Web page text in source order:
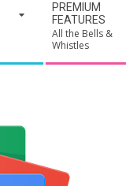
PREMIUM
FEATURES
All the Bells &
Whistles